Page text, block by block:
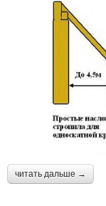
читать дальше →